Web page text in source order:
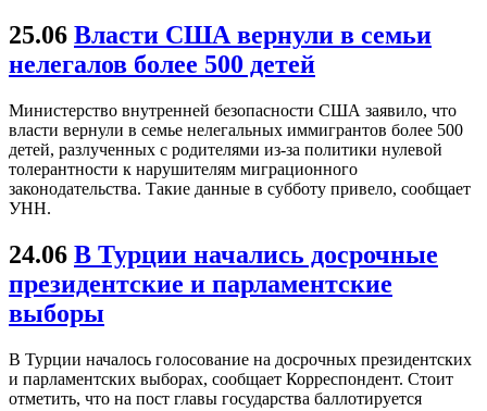
25.06 Власти США вернули в семьи
нелегалов более 500 детей
Министерство внутренней безопасности США заявило, что
власти вернули в семье нелегальных иммигрантов более 500
детей, разлученных с родителями из-за политики нулевой
толерантности к нарушителям миграционного
законодательства. Такие данные в субботу привело, сообщает
УНН.
24.06 В Турции начались досрочные
президентские и парламентские
выборы
В Турции началось голосование на досрочных президентских
и парламентских выборах, сообщает Корреспондент. Стоит
отметить, что на пост главы государства баллотируется